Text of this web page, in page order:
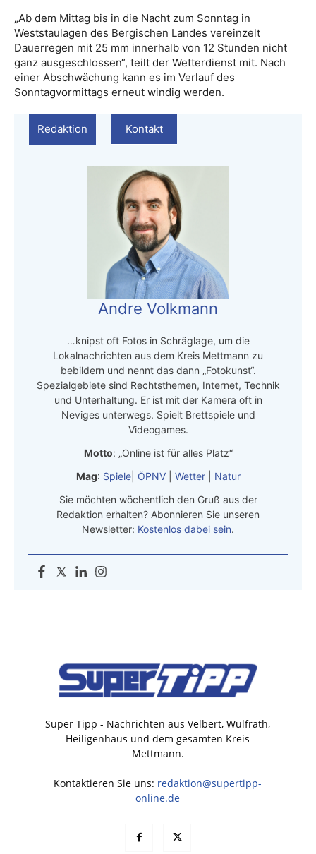
„Ab dem Mittag bis in die Nacht zum Sonntag in
Weststaulagen des Bergischen Landes vereinzelt
Dauerregen mit 25 mm innerhalb von 12 Stunden nicht
ganz ausgeschlossen“, teilt der Wetterdienst mit. Nach
einer Abschwächung kann es im Verlauf des
Sonntagvormittags erneut windig werden.
Redaktion Kontakt
Andre Volkmann
…knipst oft Fotos in Schräglage, um die
Lokalnachrichten aus dem Kreis Mettmann zu
bebildern und nennt das dann „Fotokunst“.
Spezialgebiete sind Rechtsthemen, Internet, Technik
und Unterhaltung. Er ist mit der Kamera oft in
Neviges unterwegs. Spielt Brettspiele und
Videogames.
Motto: „Online ist für alles Platz“
Mag: Spiele| ÖPNV| Wetter| Natur
Sie möchten wöchentlich den Gruß aus der
Redaktion erhalten? Abonnieren Sie unseren
Newsletter: Kostenlos dabei sein.
Super Tipp - Nachrichten aus Velbert, Wülfrath,
Heiligenhaus und dem gesamten Kreis
Mettmann.
Kontaktieren Sie uns: redaktion@supertipp-
online.de